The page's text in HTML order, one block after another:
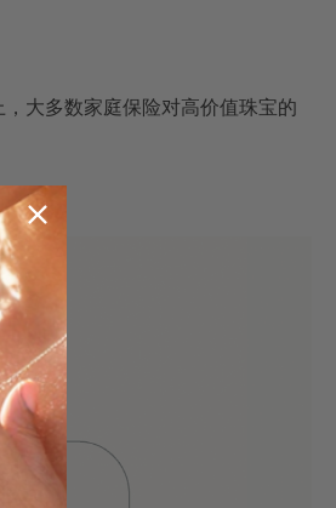
大多数家庭保险对高价值珠宝的